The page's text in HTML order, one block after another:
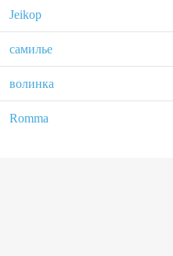
Jeikop
самилье
волинка
Romma